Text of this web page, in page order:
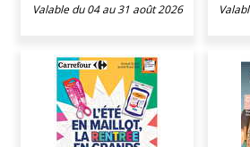
Valable du 04 au 31 août 2026